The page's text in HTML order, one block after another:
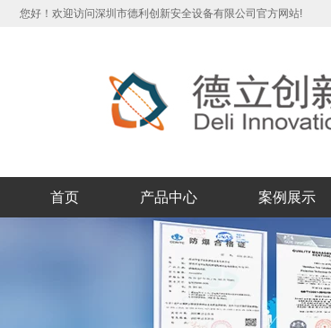
您好！欢迎访问深圳市德利创新安全设备有限公司官方网站!
首页 产品中心 案例展示